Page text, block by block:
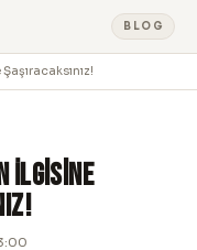
BLOG
İlgisine